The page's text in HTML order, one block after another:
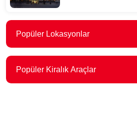
Popüler Lokasyonlar
Popüler Kiralık Araçlar